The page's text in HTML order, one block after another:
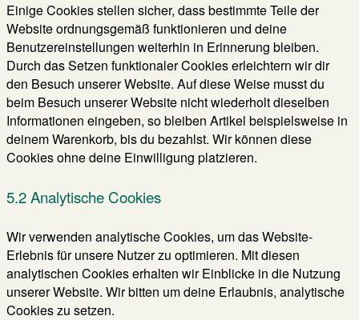
Einige Cookies stellen sicher, dass bestimmte Teile der
Website ordnungsgemäß funktionieren und deine
Benutzereinstellungen weiterhin in Erinnerung bleiben.
Durch das Setzen funktionaler Cookies erleichtern wir dir
den Besuch unserer Website. Auf diese Weise musst du
beim Besuch unserer Website nicht wiederholt dieselben
Informationen eingeben, so bleiben Artikel beispielsweise in
deinem Warenkorb, bis du bezahlst. Wir können diese
Cookies ohne deine Einwilligung platzieren.
5.2 Analytische Cookies
Wir verwenden analytische Cookies, um das Website-
Erlebnis für unsere Nutzer zu optimieren. Mit diesen
analytischen Cookies erhalten wir Einblicke in die Nutzung
unserer Website. Wir bitten um deine Erlaubnis, analytische
Cookies zu setzen.